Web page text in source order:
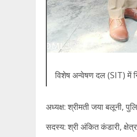
विशेष अन्वेषण दल (SIT) में
अध्यक्ष: श्रीमती जया बलूनी,
सदस्य: श्री अंकित कंडारी,